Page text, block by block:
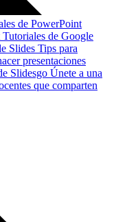
de PowerPoint
Tutoriales de Google
Slides Tips para
presentaciones
Slidesgo Únete a una
que comparten